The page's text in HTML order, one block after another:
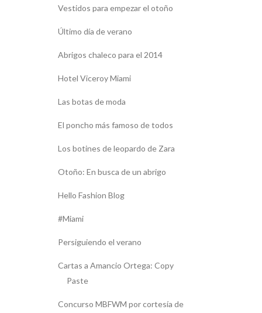
Vestidos para empezar el otoño
Último día de verano
Abrigos chaleco para el 2014
Hotel Viceroy Miami
Las botas de moda
El poncho más famoso de todos
Los botines de leopardo de Zara
Otoño: En busca de un abrigo
Hello Fashion Blog
#Miami
Persiguiendo el verano
Cartas a Amancio Ortega: Copy
Paste
Concurso MBFWM por cortesía de